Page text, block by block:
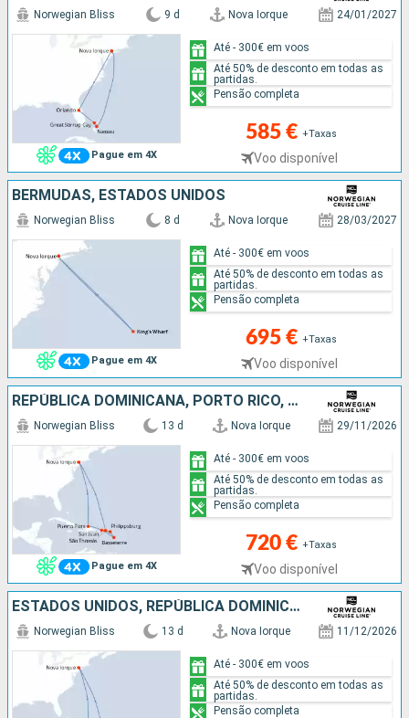
Pague em 4X
Norwegian Bliss 9 d Nova Iorque 24/01/2027
585 € +Taxas
Voo disponível
Até - 300€ em voos
Até 50% de desconto em todas as
partidas.
Pensão completa
BERMUDAS, ESTADOS UNIDOS
Pague em 4X
Norwegian Bliss 8 d Nova Iorque 28/03/2027
695 € +Taxas
Voo disponível
Até - 300€ em voos
Até 50% de desconto em todas as
partidas.
Pensão completa
REPÚBLICA DOMINICANA, PORTO RICO, GUADALUPE, SÃO MARTINHO, SÃO TOMÁS, TORTOLA, ESTADOS UNIDOS
Pague em 4X
Norwegian Bliss 13 d Nova Iorque 29/11/2026
720 € +Taxas
Voo disponível
Até - 300€ em voos
Até 50% de desconto em todas as
partidas.
Pensão completa
ESTADOS UNIDOS, REPÚBLICA DOMINICANA, PORTO RICO, GUADALUPE, TORTOLA, SÃO MARTINHO, SÃO TOMÁS
Norwegian Bliss 13 d Nova Iorque 11/12/2026
Até - 300€ em voos
Até 50% de desconto em todas as
partidas.
Pensão completa